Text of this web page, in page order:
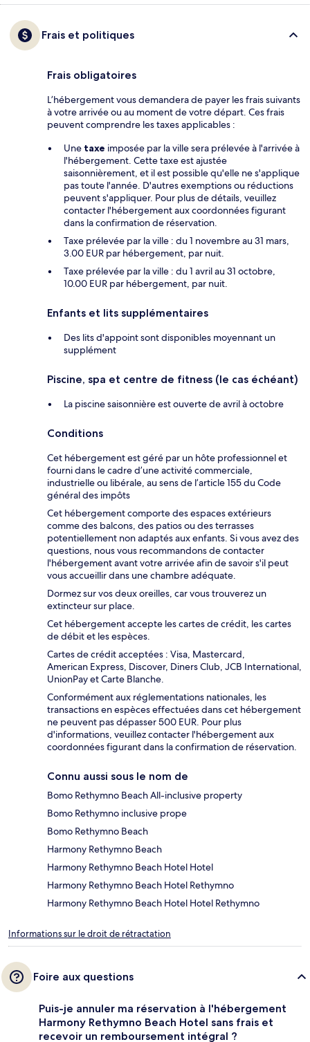
Frais et politiques
Frais obligatoires
L’hébergement vous demandera de payer les frais suivants
à votre arrivée ou au moment de votre départ. Ces frais
peuvent comprendre les taxes applicables :
Une taxe imposée par la ville sera prélevée à l'arrivée à
l'hébergement. Cette taxe est ajustée
saisonnièrement, et il est possible qu'elle ne s'applique
pas toute l'année. D'autres exemptions ou réductions
peuvent s'appliquer. Pour plus de détails, veuillez
contacter l'hébergement aux coordonnées figurant
dans la confirmation de réservation.
Taxe prélevée par la ville : du 1 novembre au 31 mars,
3.00 EUR par hébergement, par nuit.
Taxe prélevée par la ville : du 1 avril au 31 octobre,
10.00 EUR par hébergement, par nuit.
Enfants et lits supplémentaires
Des lits d'appoint sont disponibles moyennant un
supplément
Piscine, spa et centre de fitness (le cas échéant)
La piscine saisonnière est ouverte de avril à octobre
Conditions
Cet hébergement est géré par un hôte professionnel et
fourni dans le cadre d’une activité commerciale,
industrielle ou libérale, au sens de l’article 155 du Code
général des impôts
Cet hébergement comporte des espaces extérieurs
comme des balcons, des patios ou des terrasses
potentiellement non adaptés aux enfants. Si vous avez des
questions, nous vous recommandons de contacter
l'hébergement avant votre arrivée afin de savoir s'il peut
vous accueillir dans une chambre adéquate.
Dormez sur vos deux oreilles, car vous trouverez un
extincteur sur place.
Cet hébergement accepte les cartes de crédit, les cartes
de débit et les espèces.
Cartes de crédit acceptées : Visa, Mastercard,
American Express, Discover, Diners Club, JCB International,
UnionPay et Carte Blanche.
Conformément aux réglementations nationales, les
transactions en espèces effectuées dans cet hébergement
ne peuvent pas dépasser 500 EUR. Pour plus
d'informations, veuillez contacter l'hébergement aux
coordonnées figurant dans la confirmation de réservation.
Connu aussi sous le nom de
Bomo Rethymno Beach All-inclusive property
Bomo Rethymno inclusive prope
Bomo Rethymno Beach
Harmony Rethymno Beach
Harmony Rethymno Beach Hotel Hotel
Harmony Rethymno Beach Hotel Rethymno
Harmony Rethymno Beach Hotel Hotel Rethymno
Informations sur le droit de rétractation
Foire aux questions
Puis-je annuler ma réservation à l'hébergement
Harmony Rethymno Beach Hotel sans frais et
recevoir un remboursement intégral ?